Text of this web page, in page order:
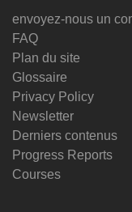
envoyez-nous un
FAQ
Plan du site
Glossaire
Privacy Policy
Newsletter
Derniers contenus
Progress Reports
Courses